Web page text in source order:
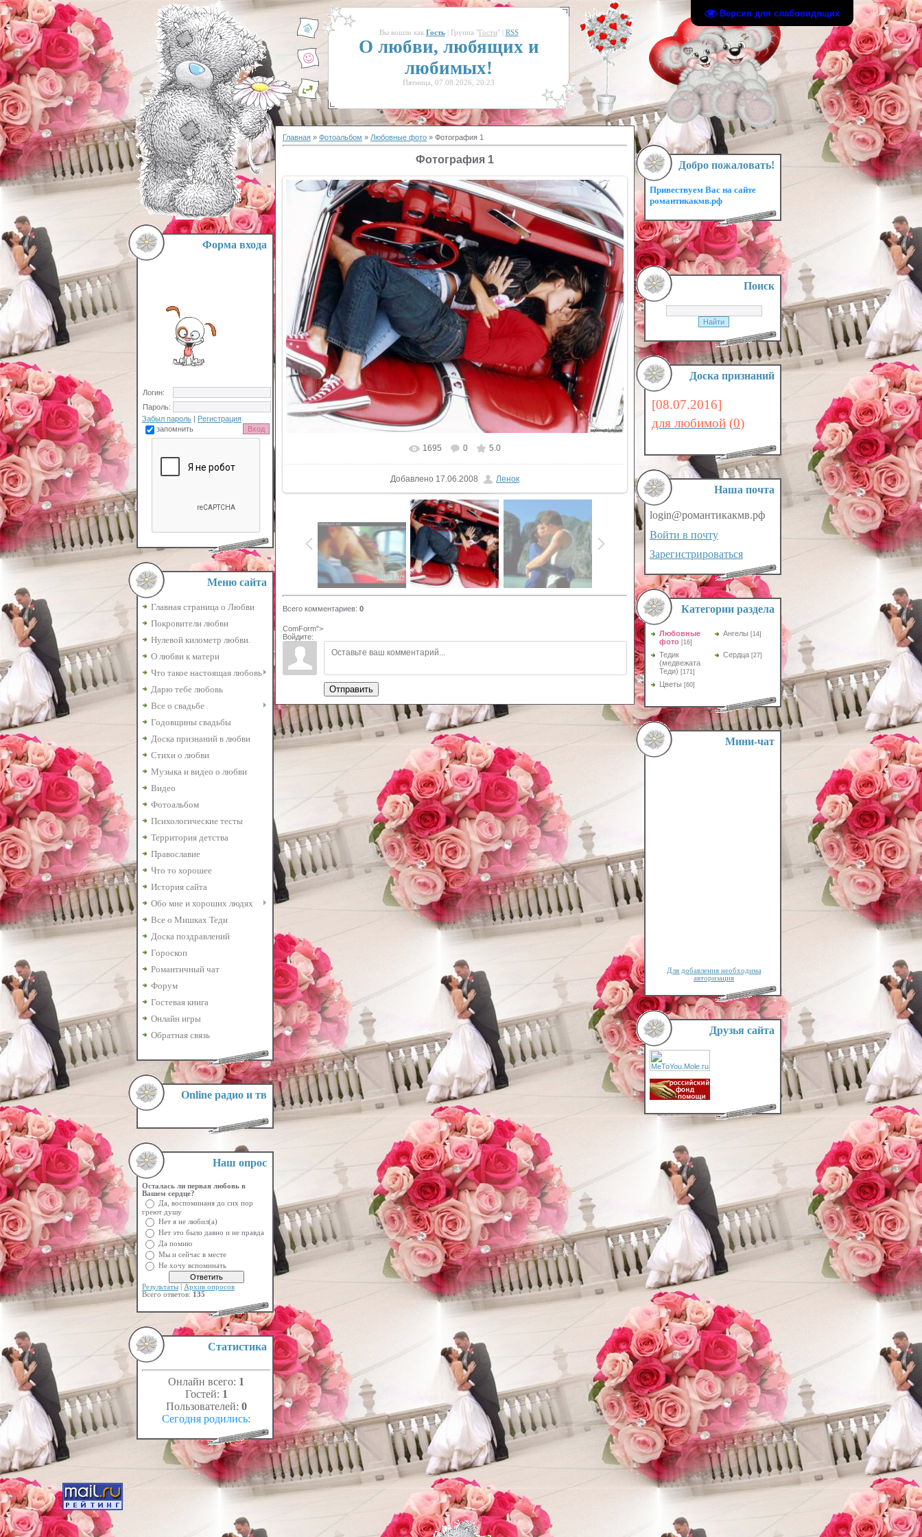
Версия для слабовидящих
Форма входа
Логин:
Пароль:
Забыл пароль | Регистрация
запомнить
Меню сайта
Главная страница о Любви
Покровители любви
Нулевой километр любви.
О любви к матери
Что такое настоящая любовь
Дарю тебе любовь
Все о свадьбе
Годовщины свадьбы
Доска признаний в любви
Стихи о любви
Музыка и видео о любви
Видео
Фотоальбом
Психологические тесты
Территория детства
Православие
Что то хорошее
История сайта
Обо мне и хороших людях
Все о Мишках Теди
Доска поздравлений
Гороскоп
Романтичный чат
Форум
Гостевая книга
Онлайн игры
Обратная связь
Online радио и тв
Наш опрос
Осталась ли первая любовь в
Вашем сердце?
Да, воспоминаня до сих пор
греют душу
Нет я не любил(а)
Нет это было давно и не правда
Да помню
Мы и сейчас в месте
Не хочу вспоминать
Результаты
Архив опросов
Всего ответов: 135
Статистика
Онлайн всего: 1
Гостей: 1
Пользователей: 0
Сегодня родились:
Вы вошли как Гость| Группа "Гости" | RSS
О любви, любящих и
любимых!
Пятница, 07.08.2026, 20:23
Главная » Фотоальбом » Любовные фото » Фотография 1
Фотография 1
В реальном размере 1280x960
1695 0 5.0
Добавлено 17.06.2008 Ленок
Всего комментариев: 0
ComForm">
Войдите:
Отправить
Добро пожаловать!
Привествуем Вас на сайте
романтикакмв.рф
Поиск
Доска признаний
[08.07.2016]
для любимой (0)
Наша почта
login@романтикакмв.рф
Войти в почту
Зарегистрироваться
Категории раздела
Любовные
фото [16]
Ангелы [14]
Тедик
(медвежата
Теди) [171]
Сердца [27]
Цветы [60]
Мини-чат
Для добавления необходима
авторизация
Друзья сайта